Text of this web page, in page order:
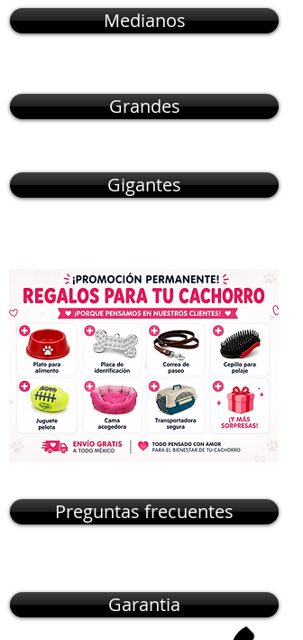
Medianos
Grandes
Gigantes
Preguntas frecuentes
Garantia